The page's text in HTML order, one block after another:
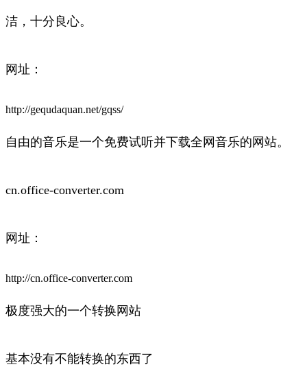
洁，十分良心。
网址：
http://gequdaquan.net/gqss/
自由的音乐是一个免费试听并下载全网音乐的网站。
cn.office-converter.com
网址：
http://cn.office-converter.com
极度强大的一个转换网站
基本没有不能转换的东西了